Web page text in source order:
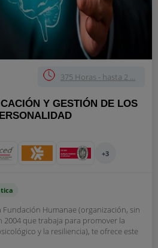
375 Horas - hasta 2 ...
Y GESTIÓN DE LOS
+3
Fundación Humanae (organización, sin
que trabaja para promover la
y la resiliencia), te ofrece este